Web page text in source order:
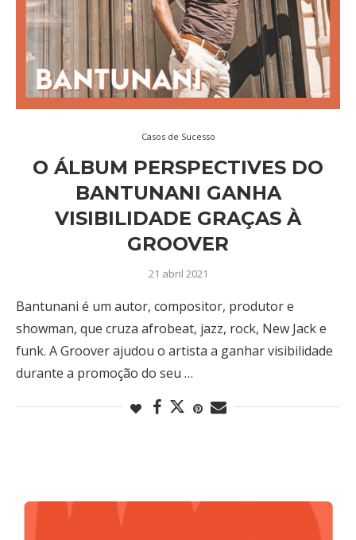
Casos de Sucesso
O ÁLBUM PERSPECTIVES DO
BANTUNANI GANHA
VISIBILIDADE GRAÇAS À
GROOVER
21 abril 2021
Bantunani é um autor, compositor, produtor e
showman, que cruza afrobeat, jazz, rock, New Jack e
funk. A Groover ajudou o artista a ganhar visibilidade
durante a promoção do seu …